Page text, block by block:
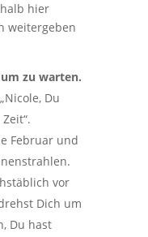
hier
weitergeben
zu warten.
Du
Februar und
vor
Dich um
Du hast